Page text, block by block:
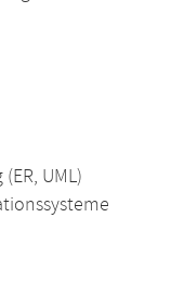
UML)